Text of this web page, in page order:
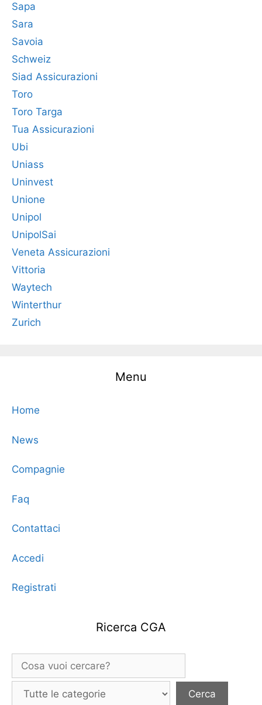
Sapa
Sara
Savoia
Schweiz
Siad Assicurazioni
Toro
Toro Targa
Tua Assicurazioni
Ubi
Uniass
Uninvest
Unione
Unipol
UnipolSai
Veneta Assicurazioni
Vittoria
Waytech
Winterthur
Zurich
Menu
Home
News
Compagnie
Faq
Contattaci
Accedi
Registrati
Ricerca CGA